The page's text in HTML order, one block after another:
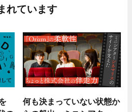
れています
何も決まっていない状態か